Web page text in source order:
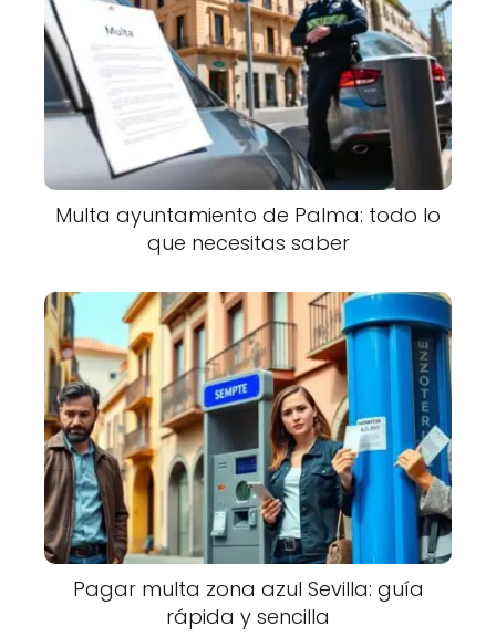
Multa ayuntamiento de Palma: todo lo
que necesitas saber
Pagar multa zona azul Sevilla: guía
rápida y sencilla